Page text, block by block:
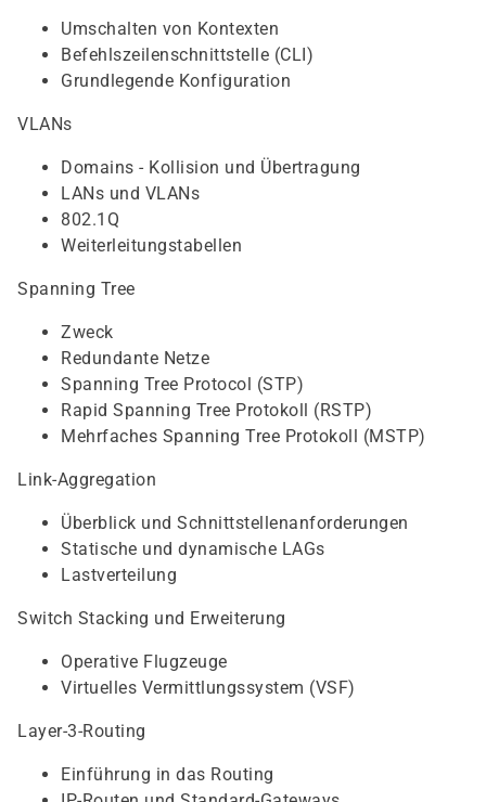
Umschalten von Kontexten
Befehlszeilenschnittstelle (CLI)
Grundlegende Konfiguration
VLANs
Domains - Kollision und Übertragung
LANs und VLANs
802.1Q
Weiterleitungstabellen
Spanning Tree
Zweck
Redundante Netze
Spanning Tree Protocol (STP)
Rapid Spanning Tree Protokoll (RSTP)
Mehrfaches Spanning Tree Protokoll (MSTP)
Link-Aggregation
Überblick und Schnittstellenanforderungen
Statische und dynamische LAGs
Lastverteilung
Switch Stacking und Erweiterung
Operative Flugzeuge
Virtuelles Vermittlungssystem (VSF)
Layer-3-Routing
Einführung in das Routing